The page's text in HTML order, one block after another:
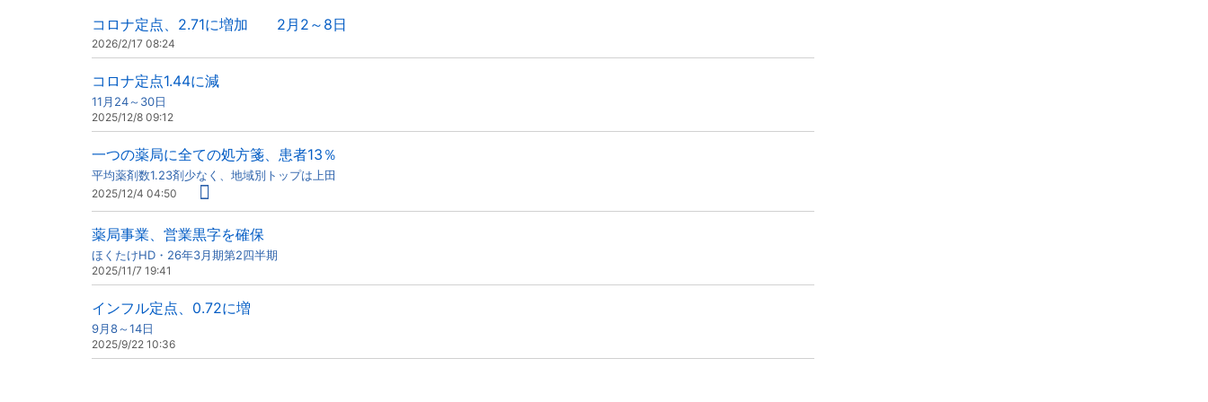
コロナ定点、2.71に増加 2月2～8日
2026/2/17 08:24
コロナ定点1.44に減
11月24～30日
2025/12/8 09:12
一つの薬局に全ての処方箋、患者13％
平均薬剤数1.23剤少なく、地域別トップは上田
2025/12/4 04:50
薬局事業、営業黒字を確保
ほくたけHD・26年3月期第2四半期
2025/11/7 19:41
インフル定点、0.72に増
9月8～14日
2025/9/22 10:36